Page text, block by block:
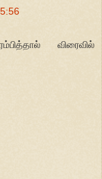
விரைவில்